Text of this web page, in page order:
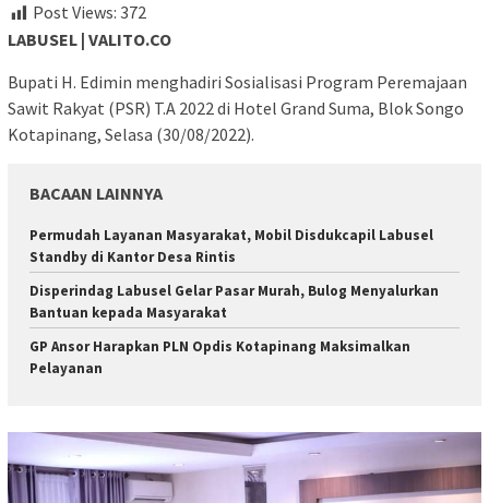
Post Views: 372
LABUSEL | VALITO.CO
Bupati H. Edimin menghadiri Sosialisasi Program Peremajaan
Sawit Rakyat (PSR) T.A 2022 di Hotel Grand Suma, Blok Songo
Kotapinang, Selasa (30/08/2022).
BACAAN LAINNYA
Permudah Layanan Masyarakat, Mobil Disdukcapil Labusel
Standby di Kantor Desa Rintis
Disperindag Labusel Gelar Pasar Murah, Bulog Menyalurkan
Bantuan kepada Masyarakat
GP Ansor Harapkan PLN Opdis Kotapinang Maksimalkan
Pelayanan